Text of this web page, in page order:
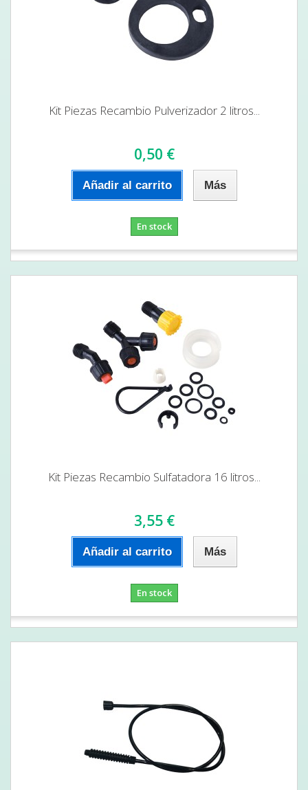
Kit Piezas Recambio Pulverizador 2 litros...
0,50 €
Añadir al carrito Más
En stock
Kit Piezas Recambio Sulfatadora 16 litros...
3,55 €
Añadir al carrito Más
En stock